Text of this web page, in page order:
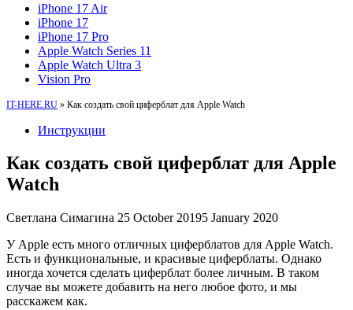
iPhone 17 Air
iPhone 17
iPhone 17 Pro
Apple Watch Series 11
Apple Watch Ultra 3
Vision Pro
IT-HERE.RU » Как создать свой циферблат для Apple Watch
Инструкции
Как создать свой циферблат для Apple
Watch
Светлана Симагина 25 October 20195 January 2020
У Apple есть много отличных циферблатов для Apple Watch.
Есть и функциональные, и красивые циферблаты. Однако
иногда хочется сделать циферблат более личным. В таком
случае вы можете добавить на него любое фото, и мы
расскажем как.